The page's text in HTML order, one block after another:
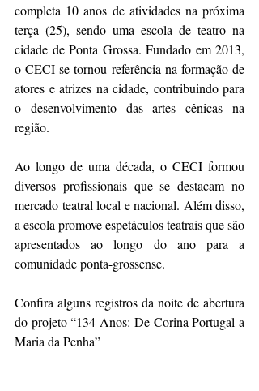
completa 10 anos de atividades na próxima
terça (25), sendo uma escola de teatro na
cidade de Ponta Grossa. Fundado em 2013,
o CECI se tornou referência na formação de
atores e atrizes na cidade, contribuindo para
o desenvolvimento das artes cênicas na
região.
Ao longo de uma década, o CECI formou
diversos profissionais que se destacam no
mercado teatral local e nacional. Além disso,
a escola promove espetáculos teatrais que são
apresentados ao longo do ano para a
comunidade ponta-grossense.
Confira alguns registros da noite de abertura
do projeto “134 Anos: De Corina Portugal a
Maria da Penha”